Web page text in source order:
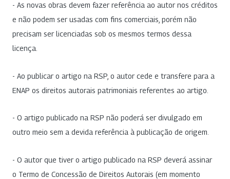
- As novas obras devem fazer referência ao autor nos créditos
e não podem ser usadas com fins comerciais, porém não
precisam ser licenciadas sob os mesmos termos dessa
licença.
- Ao publicar o artigo na RSP, o autor cede e transfere para a
ENAP os direitos autorais patrimoniais referentes ao artigo.
- O artigo publicado na RSP não poderá ser divulgado em
outro meio sem a devida referência à publicação de origem.
- O autor que tiver o artigo publicado na RSP deverá assinar
o Termo de Concessão de Direitos Autorais (em momento